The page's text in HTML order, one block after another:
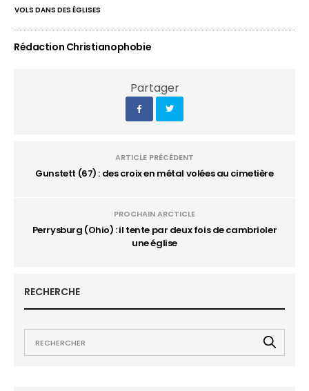
VOLS DANS DES ÉGLISES
Rédaction Christianophobie
Partager
ARTICLE PRÉCÉDENT
Gunstett (67) : des croix en métal volées au cimetière
PROCHAIN ARCTICLE
Perrysburg (Ohio) : il tente par deux fois de cambrioler
une église
RECHERCHE